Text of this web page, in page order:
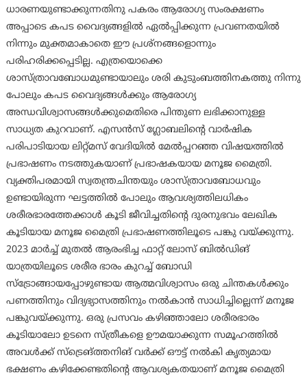
ധാരണയുണ്ടാക്കുന്നതിനു പകരം ആരോഗ്യ സംരക്ഷണം
അപ്പാടെ കപട വൈദ്യങ്ങളില്‍ ഏല്‍പ്പിക്കുന്ന പ്രവണതയില്‍
നിന്നും മുക്തമാകാതെ ഈ പ്രശ്‌നങ്ങളൊന്നും
പരിഹരിക്കപ്പെടില്ല. എത്രയൊക്കെ
ശാസ്ത്രാവബോധമുണ്ടായാലും ശരി കുടുംബത്തിനകത്തു നിന്നു
പോലും കപട വൈദ്യങ്ങള്‍ക്കും ആരോഗ്യ
അന്ധവിശ്വാസങ്ങള്‍ക്കുമെതിരെ പിന്തുണ ലഭിക്കാനുള്ള
സാധ്യത കുറവാണ്. എസന്‍സ് ഗ്ലോബലിന്റെ വാര്‍ഷിക
പരിപാടിയായ ലിറ്റ്മസ് വേദിയില്‍ മേല്‍പ്പറഞ്ഞ വിഷയത്തില്‍
പ്രഭാഷണം നടത്തുകയാണ് പ്രഭാഷകയായ മനൂജ മൈത്രി.
വ്യക്തിപരമായി സ്വതന്ത്രചിന്തയും ശാസ്ത്രാവബോധവും
ഉണ്ടായിരുന്ന ഘട്ടത്തില്‍ പോലും ആവശ്യത്തിലധികം
ശരീരഭാരത്തേക്കാള്‍ കൂടി ജീവിച്ചതിന്റെ ദുരനുഭവം ലേഖിക
കൂടിയായ മനൂജ മൈത്രി പ്രഭാഷണത്തിലൂടെ പങ്കു വയ്ക്കുന്നു.
2023 മാര്‍ച്ച് മുതല്‍ ആരംഭിച്ച ഫാറ്റ് ലോസ് ബില്‍ഡിങ്
യാത്രയിലൂടെ ശരീര ഭാരം കുറച്ച് ബോഡി
സ്‌ട്രോങ്ങായപ്പോഴുണ്ടായ ആത്മവിശ്വാസം ഒരു ചിന്തകള്‍ക്കും
പണത്തിനും വിദ്യഭ്യാസത്തിനും നല്‍കാന്‍ സാധിച്ചില്ലെന്ന് മനൂജ
പങ്കുവയ്ക്കുന്നു. ഒരു പ്രസവം കഴിഞ്ഞാലോ ശരീരഭാരം
കൂടിയാലോ ഉടനെ സ്ത്രീകളെ ഊമയാക്കുന്ന സമൂഹത്തില്‍
അവള്‍ക്ക് സ്‌ട്രെങ്ത്തനിങ് വര്‍ക്ക് ഔട്ട് നല്‍കി കൃത്യമായ
ഭക്ഷണം കഴിക്കേണ്ടതിന്റെ ആവശ്യകതയാണ് മനൂജ മൈത്രി